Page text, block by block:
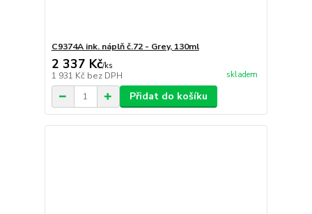
C9374A ink. náplň č.72 - Grey, 130ml
2 337 Kč/ks
1 931 Kč bez DPH skladem
Přidat do košíku